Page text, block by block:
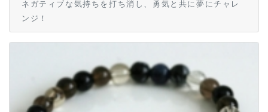
ネガティブな気持ちを打ち消し、勇気と共に夢にチャレ
ンジ！